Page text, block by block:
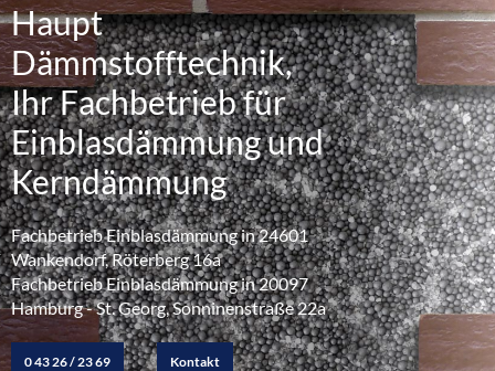
Haupt
Dämmstofftechnik,
Ihr Fachbetrieb für
Einblasdämmung und
Kerndämmung
Fachbetrieb Einblasdämmung in 24601
Wankendorf, Röterberg 16a
Fachbetrieb Einblasdämmung in 20097
Hamburg - St. Georg, Sonninenstraße 22a
0 43 26 / 23 69 Kontakt